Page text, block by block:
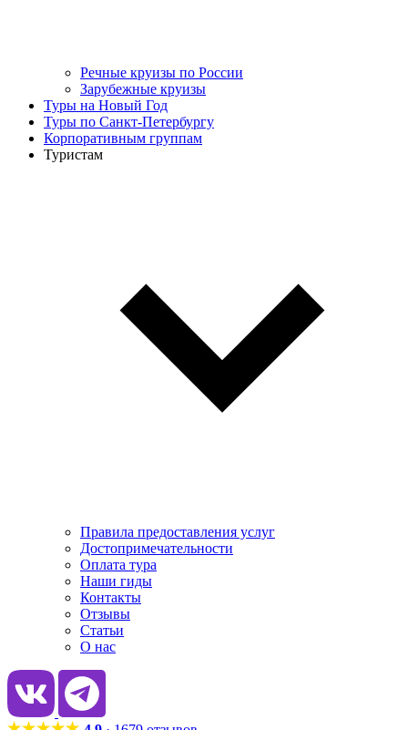
Речные круизы по России
Зарубежные круизы
Туры на Новый Год
Туры по Санкт-Петербургу
Корпоративным группам
Туристам
Правила предоставления услуг
Достопримечательности
Оплата тура
Наши гиды
Контакты
Отзывы
Статьи
О нас